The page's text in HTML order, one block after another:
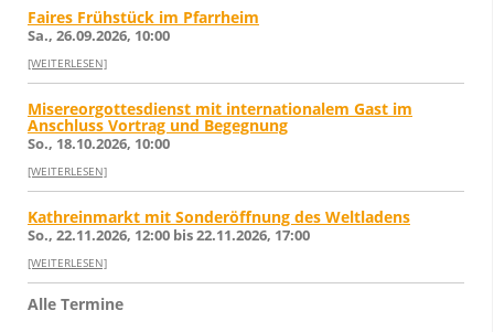
Faires Frühstück im Pfarrheim
Sa., 26.09.2026, 10:00
[WEITERLESEN]
Misereorgottesdienst mit internationalem Gast im
Anschluss Vortrag und Begegnung
So., 18.10.2026, 10:00
[WEITERLESEN]
Kathreinmarkt mit Sonderöffnung des Weltladens
So., 22.11.2026, 12:00 bis 22.11.2026, 17:00
[WEITERLESEN]
Alle Termine